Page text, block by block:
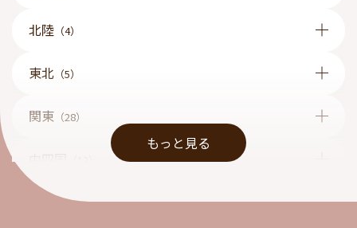
北陸 （4）
東北 （5）
関東 （28）
（1）
もっと見る